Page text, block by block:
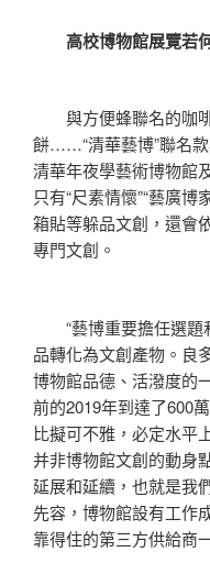
高校博物館展覽若
與方便蜂聯名的咖啡
餅……“清華藝博”聯名
清華年夜學藝術博物館
只有“尺素情懷”“藝廣
箱貼等躲品文創，還會
專門文創。
“藝博重要擔任選題
品轉化為文創產物。良
博物館品德、活潑度的
前的2019年到達了600
比擬可不雅，必定水平
并非博物館文創的動身
延展和延續，也就是我
先容，博物館設有工作
靠得住的第三方供給商